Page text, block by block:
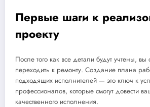
Первые шаги к
проекту
После того как все детали будут учтены,
переходить к ремонту. Создание плана
подходящих исполнителей — это ключ к
профессионалов, которые смогут довести
качественного исполнения.